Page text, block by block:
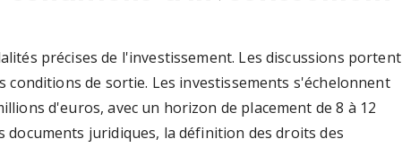
précises de l'investissement. Les discussions portent
de sortie. Les investissements s'échelonnent
d'euros, avec un horizon de placement de 8 à 12
documents juridiques, la définition des droits des